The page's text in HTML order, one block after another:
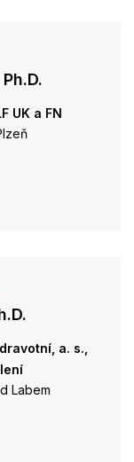
UK a FN
a. s.,
Labem